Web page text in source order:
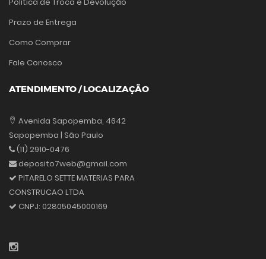
Prazo de Entrega
Como Comprar
Fale Conosco
ATENDIMENTO / LOCALIZAÇÃO
Avenida Sapopemba, 4642
Sapopemba | São Paulo
(11) 2910-0476
deposito7web@gmail.com
PITARELO SETTE MATERIAS PARA
CONSTRUCAO LTDA
CNPJ: 02805045000169